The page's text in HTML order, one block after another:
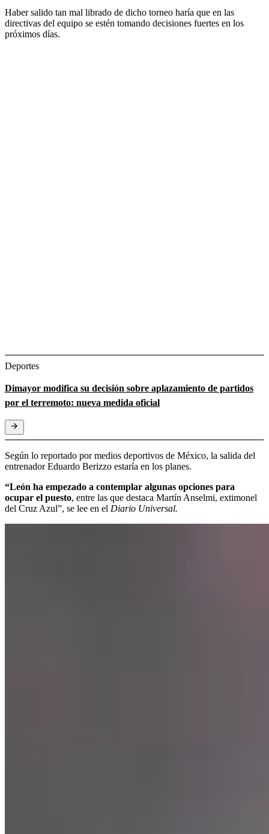
Haber salido tan mal librado de dicho torneo haría que en las
directivas del equipo se estén tomando decisiones fuertes en los
próximos días.
Deportes
Dimayor modifica su decisión sobre aplazamiento de partidos
por el terremoto: nueva medida oficial
Según lo reportado por medios deportivos de México, la salida del
entrenador Eduardo Berizzo estaría en los planes.
“León ha empezado a contemplar algunas opciones para
ocupar el puesto, entre las que destaca Martín Anselmi, extimonel
del Cruz Azul”, se lee en el Diario Universal.